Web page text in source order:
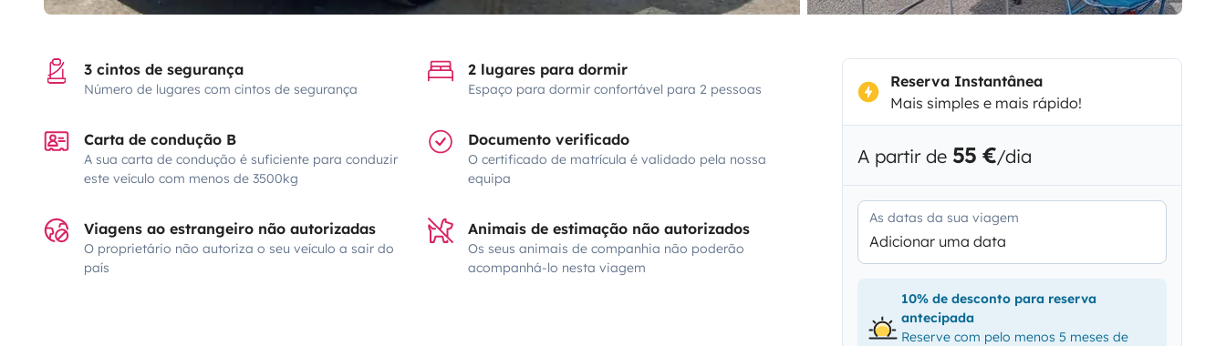
3 cintos de segurança
Número de lugares com cintos de segurança
2 lugares para dormir
Espaço para dormir confortável para 2 pessoas
Carta de condução B
A sua carta de condução é suficiente para conduzir
este veículo com menos de 3500kg
Documento verificado
O certificado de matrícula é validado pela nossa
equipa
Viagens ao estrangeiro não autorizadas
O proprietário não autoriza o seu veículo a sair do
país
Animais de estimação não autorizados
Os seus animais de companhia não poderão
acompanhá-lo nesta viagem
Reserva Instantânea
Mais simples e mais rápido!
A partir de 55 €/dia
As datas da sua viagem
Adicionar uma data
10% de desconto para reserva
antecipada
Reserve com pelo menos 5 meses de